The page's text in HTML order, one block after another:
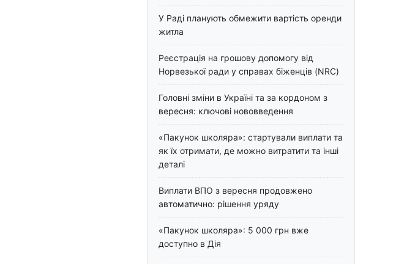
У Раді планують обмежити вартість оренди
житла
Реєстрація на грошову допомогу від
Норвезької ради у справах біженців (NRC)
Головні зміни в Україні та за кордоном з
вересня: ключові нововведення
«Пакунок школяра»: стартували виплати та
як їх отримати, де можно витратити та інші
деталі
Виплати ВПО з вересня продовжено
автоматично: рішення уряду
«Пакунок школяра»: 5 000 грн вже
доступно в Дія